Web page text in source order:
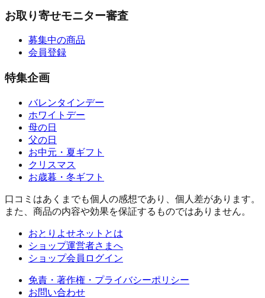
お取り寄せモニター審査
募集中の商品
会員登録
特集企画
バレンタインデー
ホワイトデー
母の日
父の日
お中元・夏ギフト
クリスマス
お歳暮・冬ギフト
口コミはあくまでも個人の感想であり、個人差があります。
また、商品の内容や効果を保証するものではありません。
おとりよせネットとは
ショップ運営者さまへ
ショップ会員ログイン
免責・著作権・プライバシーポリシー
お問い合わせ